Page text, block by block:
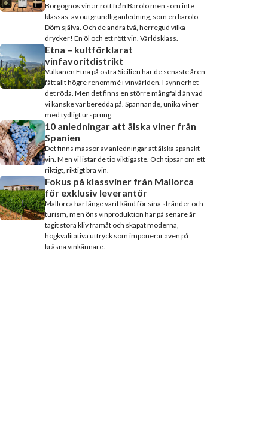
Borgognos vin är rött från Barolo men som inte
klassas, av outgrundlig anledning, som en barolo.
Döm själva. Och de andra två, herregud vilka
drycker! En öl och ett rött vin. Världsklass.
Etna – kultförklarat
vinfavoritdistrikt
Vulkanen Etna på östra Sicilien har de senaste åren
fått allt högre renommé i vinvärlden. I synnerhet
det röda. Men det finns en större mångfald än vad
vi kanske var beredda på. Spännande, unika viner
med tydligt ursprung.
10 anledningar att älska viner från
Spanien
Det finns massor av anledningar att älska spanskt
vin. Men vi listar de tio viktigaste. Och tipsar om ett
riktigt, riktigt bra vin.
Fokus på klassviner från Mallorca
för exklusiv leverantör
Mallorca har länge varit känd för sina stränder och
turism, men öns vinproduktion har på senare år
tagit stora kliv framåt och skapat moderna,
högkvalitativa uttryck som imponerar även på
kräsna vinkännare.